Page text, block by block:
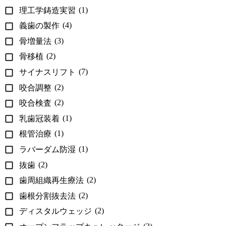
理工学鋳造実習 (1)
義歯の製作 (4)
骨増量法 (3)
骨移植 (2)
サイナスリフト (7)
咬合調整 (2)
咬合検査 (2)
乳歯冠装着 (1)
根管治療 (1)
ラバーダム防湿 (1)
抜歯 (2)
歯周組織再生療法 (2)
歯根分割抜去法 (2)
ディスタルウェッジ (2)